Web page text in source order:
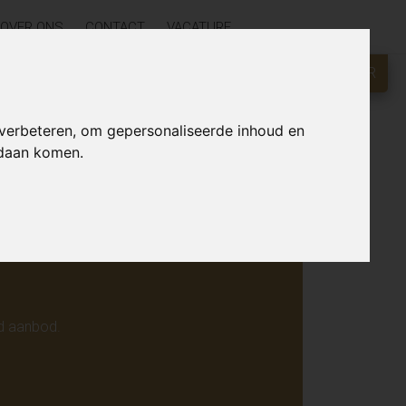
om gepersonaliseerde inhoud en
komen.
OVER ONS CONTACT VACATURE
KLIK HIER
online.
aanbod.